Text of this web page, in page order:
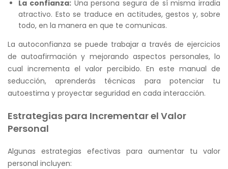
La confianza:Una persona segura de sí misma irradia
atractivo. Esto se traduce en actitudes, gestos y, sobre
todo, en la manera en que te comunicas.
La autoconfianza se puede trabajar a través de ejercicios
de autoafirmación y mejorando aspectos personales, lo
cual incrementa el valor percibido. En este manual de
seducción, aprenderás técnicas para potenciar tu
autoestima y proyectar seguridad en cada interacción.
Estrategias para Incrementar el Valor
Personal
Algunas estrategias efectivas para aumentar tu valor
personal incluyen: